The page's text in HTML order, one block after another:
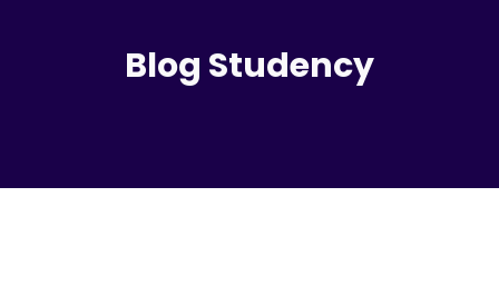
Blog Studency